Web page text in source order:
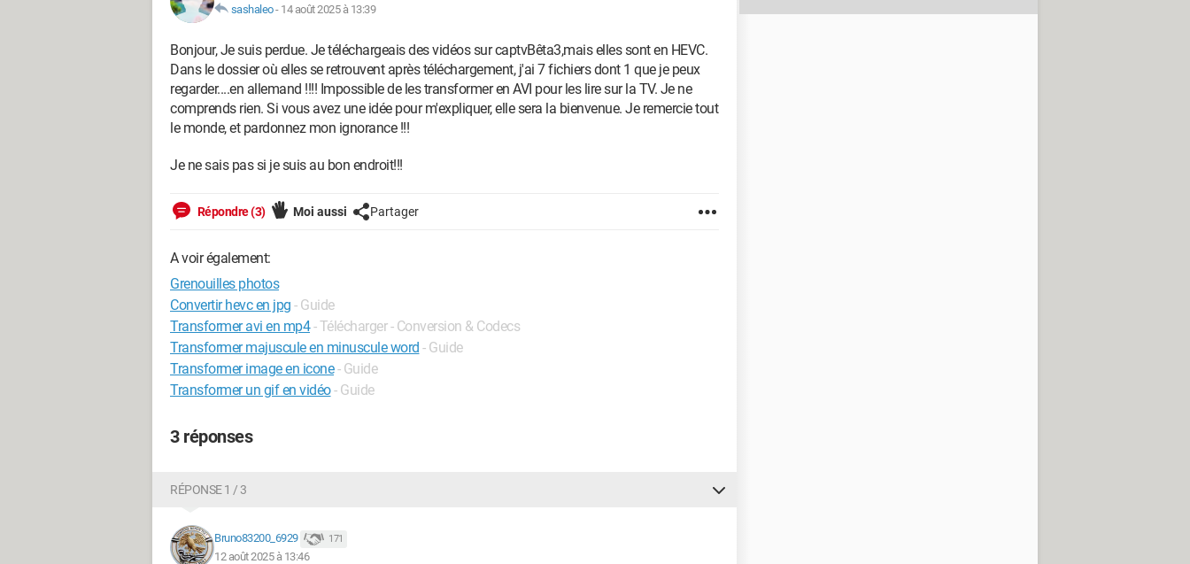
sashaleo- 14 août 2025 à 13:39
Bonjour, Je suis perdue. Je téléchargeais des vidéos sur captvBêta3,mais elles sont en HEVC.
Dans le dossier où elles se retrouvent après téléchargement, j'ai 7 fichiers dont 1 que je peux
regarder....en allemand !!!! Impossible de les transformer en AVI pour les lire sur la TV. Je ne
comprends rien. Si vous avez une idée pour m'expliquer, elle sera la bienvenue. Je remercie tout
le monde, et pardonnez mon ignorance !!!
Je ne sais pas si je suis au bon endroit!!!
Répondre (3) Moi aussi Partager
A voir également:
Grenouilles photos
Convertir hevc en jpg - Guide
Transformer avi en mp4 - Télécharger - Conversion & Codecs
Transformer majuscule en minuscule word - Guide
Transformer image en icone - Guide
Transformer un gif en vidéo- Guide
3 réponses
RÉPONSE 1 / 3
Bruno83200_6929 171
12 août 2025 à 13:46